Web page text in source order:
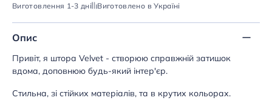
Виготовлення 1-3 дні Виготовлено в Україні
Опис
Привіт, я штора Velvet - створюю справжній затишок
вдома, доповнюю будь-який інтер'єр.
Стильна, зі стійких матеріалів, та в крутих кольорах.